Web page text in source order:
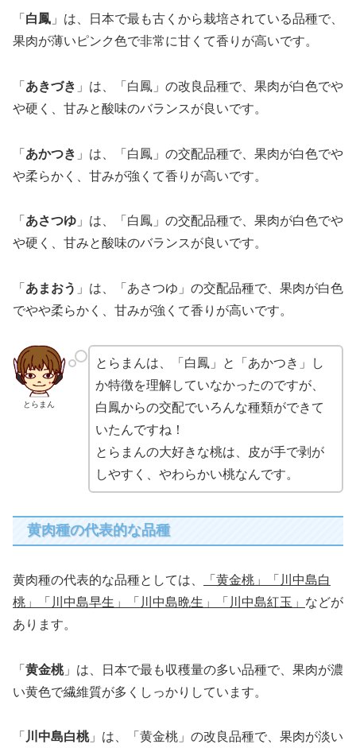
「 白鳳 」は、日本で最も古くから栽培されている品種で、
果肉が薄いピンク色で非常に甘くて香りが高いです。
「 あきづき 」は、「白鳳」の改良品種で、果肉が白色でや
や硬く、甘みと酸味のバランスが良いです。
「 あかつき 」は、「白鳳」の交配品種で、果肉が白色でや
や柔らかく、甘みが強くて香りが高いです。
「 あさつゆ 」は、「白鳳」の交配品種で、果肉が白色でや
や硬く、甘みと酸味のバランスが良いです。
「 あまおう 」は、「あさつゆ」の交配品種で、果肉が白色
でやや柔らかく、甘みが強くて香りが高いです。
とらまん
とらまんは、「白鳳」と「あかつき」し
か特徴を理解していなかったのですが、
白鳳からの交配でいろんな種類ができて
いたんですね！
とらまんの大好きな桃は、皮が手で剥が
しやすく、やわらかい桃なんです。
黄肉種の代表的な品種
黄肉種の代表的な品種としては、
「黄金桃」「川中島白
桃」「川中島早生」「川中島晩生」「川中島紅玉」 などが
あります。
「 黄金桃」は、日本で最も収穫量の多い品種で、果肉が濃
い黄色で繊維質が多くしっかりしています。
「 川中島白桃」は、「黄金桃」の改良品種で、果肉が淡い